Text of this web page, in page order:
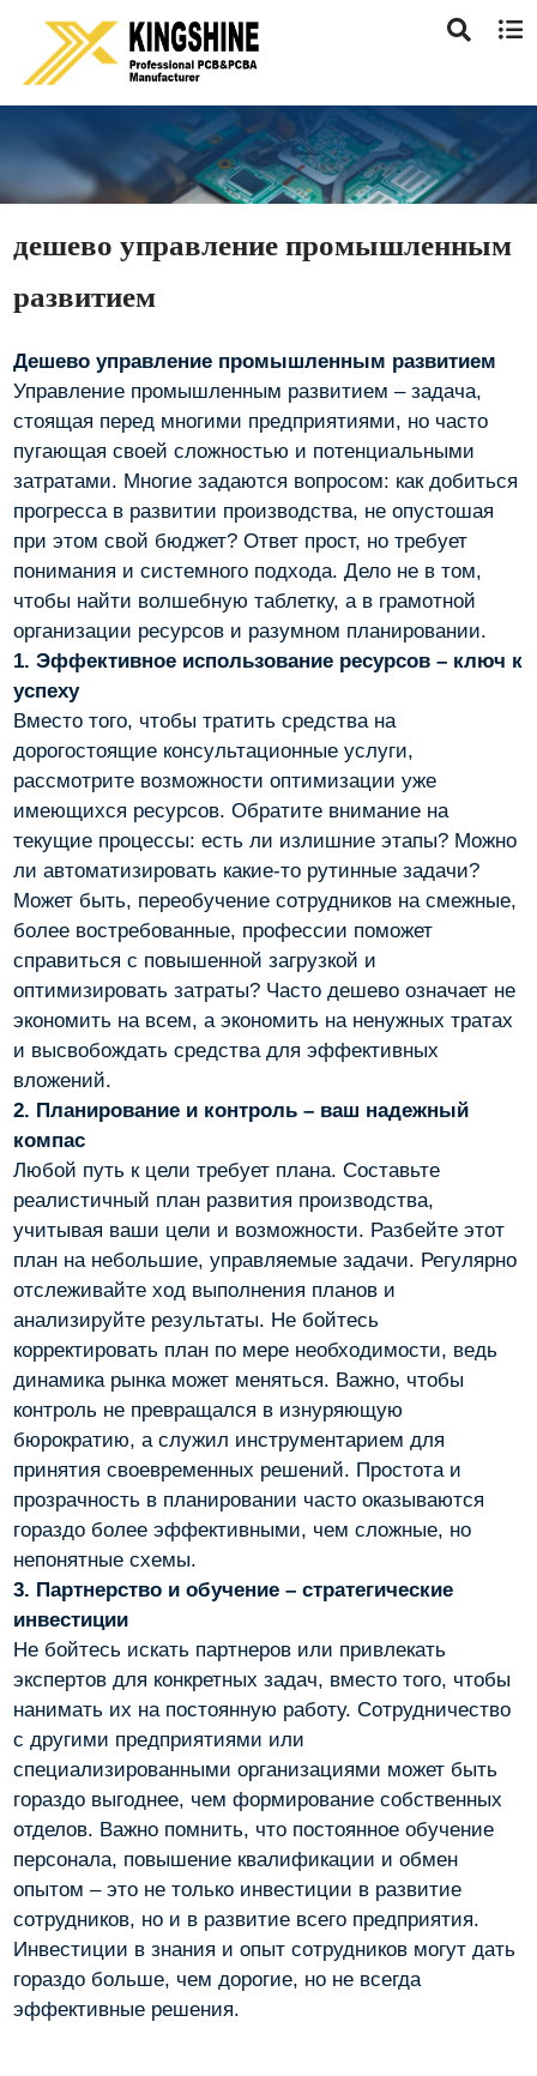
дешево управление промышленным
развитием
Дешево управление промышленным развитием
Управление промышленным развитием – задача,
стоящая перед многими предприятиями, но часто
пугающая своей сложностью и потенциальными
затратами. Многие задаются вопросом: как добиться
прогресса в развитии производства, не опустошая
при этом свой бюджет? Ответ прост, но требует
понимания и системного подхода. Дело не в том,
чтобы найти волшебную таблетку, а в грамотной
организации ресурсов и разумном планировании.
1. Эффективное использование ресурсов – ключ к
успеху
Вместо того, чтобы тратить средства на
дорогостоящие консультационные услуги,
рассмотрите возможности оптимизации уже
имеющихся ресурсов. Обратите внимание на
текущие процессы: есть ли излишние этапы? Можно
ли автоматизировать какие-то рутинные задачи?
Может быть, переобучение сотрудников на смежные,
более востребованные, профессии поможет
справиться с повышенной загрузкой и
оптимизировать затраты? Часто дешево означает не
экономить на всем, а экономить на ненужных тратах
и высвобождать средства для эффективных
вложений.
2. Планирование и контроль – ваш надежный
компас
Любой путь к цели требует плана. Составьте
реалистичный план развития производства,
учитывая ваши цели и возможности. Разбейте этот
план на небольшие, управляемые задачи. Регулярно
отслеживайте ход выполнения планов и
анализируйте результаты. Не бойтесь
корректировать план по мере необходимости, ведь
динамика рынка может меняться. Важно, чтобы
контроль не превращался в изнуряющую
бюрократию, а служил инструментарием для
принятия своевременных решений. Простота и
прозрачность в планировании часто оказываются
гораздо более эффективными, чем сложные, но
непонятные схемы.
3. Партнерство и обучение – стратегические
инвестиции
Не бойтесь искать партнеров или привлекать
экспертов для конкретных задач, вместо того, чтобы
нанимать их на постоянную работу. Сотрудничество
с другими предприятиями или
специализированными организациями может быть
гораздо выгоднее, чем формирование собственных
отделов. Важно помнить, что постоянное обучение
персонала, повышение квалификации и обмен
опытом – это не только инвестиции в развитие
сотрудников, но и в развитие всего предприятия.
Инвестиции в знания и опыт сотрудников могут дать
гораздо больше, чем дорогие, но не всегда
эффективные решения.